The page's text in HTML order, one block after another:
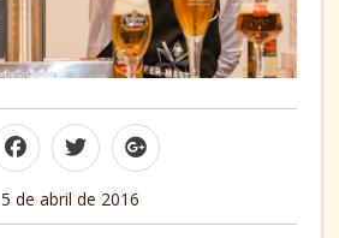
5 de abril de 2016